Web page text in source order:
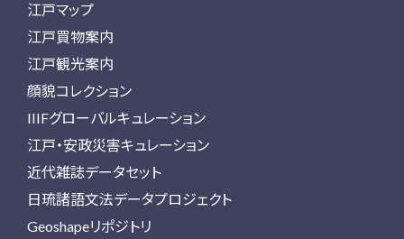
江戸マップ
江戸買物案内
江戸観光案内
顔貌コレクション
IIIFグローバルキュレーション
江戸・安政災害キュレーション
近代雑誌データセット
日琉諸語文法データプロジェクト
Geoshapeリポジトリ